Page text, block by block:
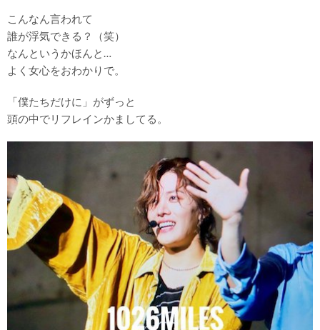
こんなん言われて
誰が浮気できる？（笑）
なんというかほんと…
よく女心をおわかりで。
「僕たちだけに」がずっと
頭の中でリフレインかましてる。